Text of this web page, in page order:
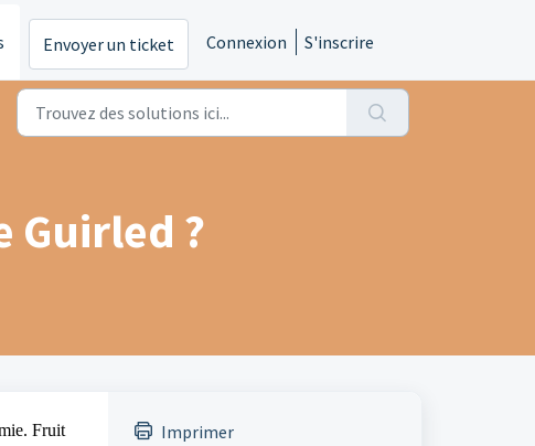
Envoyer un ticket Connexion S'inscrire
Guirled ?
Fruit
Imprimer